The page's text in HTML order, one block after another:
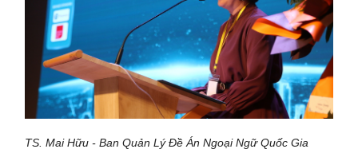
TS. Mai Hữu - Ban Quản Lý Đề Án Ngoại Ngữ Quốc Gia